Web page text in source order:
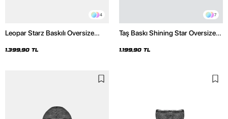
4
Leopar Starz Baskılı Oversize
Hoodie
1.399,90 TL
7
Taş Baskı Shining Star Oversize
1.199,90 TL